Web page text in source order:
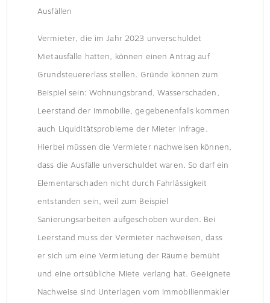
Ausfällen
Vermieter, die im Jahr 2023 unverschuldet
Mietausfälle hatten, können einen Antrag auf
Grundsteuererlass stellen. Gründe können zum
Beispiel sein: Wohnungsbrand, Wasserschaden,
Leerstand der Immobilie, gegebenenfalls kommen
auch Liquiditätsprobleme der Mieter infrage.
Hierbei müssen die Vermieter nachweisen können,
dass die Ausfälle unverschuldet waren. So darf ein
Elementarschaden nicht durch Fahrlässigkeit
entstanden sein, weil zum Beispiel
Sanierungsarbeiten aufgeschoben wurden. Bei
Leerstand muss der Vermieter nachweisen, dass
er sich um eine Vermietung der Räume bemüht
und eine ortsübliche Miete verlang hat. Geeignete
Nachweise sind Unterlagen vom Immobilienmakler